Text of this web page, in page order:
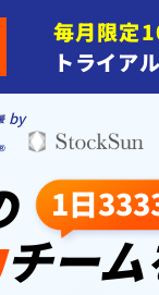
毎月限定
トライア
by
チーム
1日